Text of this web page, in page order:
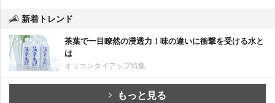
新着トレンド
茶葉で一目瞭然の浸透力！味の違いに衝撃を受ける水と
は
オリコンタイアップ特集
もっと見る